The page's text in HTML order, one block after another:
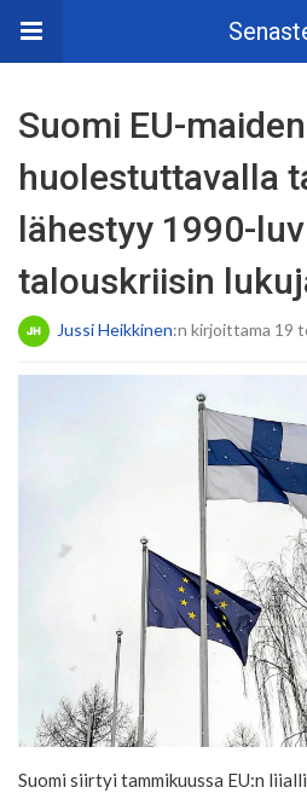
Suomi EU-
huolestuttavalla
lähestyy 1990-
talouskriisin
Jussi Heikkinen:n kirjoittama 19
Suomi siirtyi tammikuussa EU:n